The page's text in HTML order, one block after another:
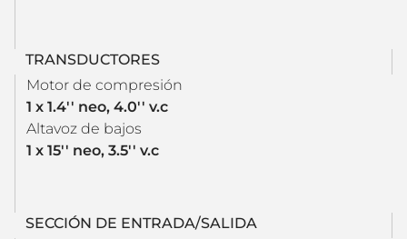
TRANSDUCTORES
Motor de compresión
1 x 1.4'' neo, 4.0'' v.c
Altavoz de bajos
1 x 15'' neo, 3.5'' v.c
SECCIÓN DE ENTRADA/SALIDA